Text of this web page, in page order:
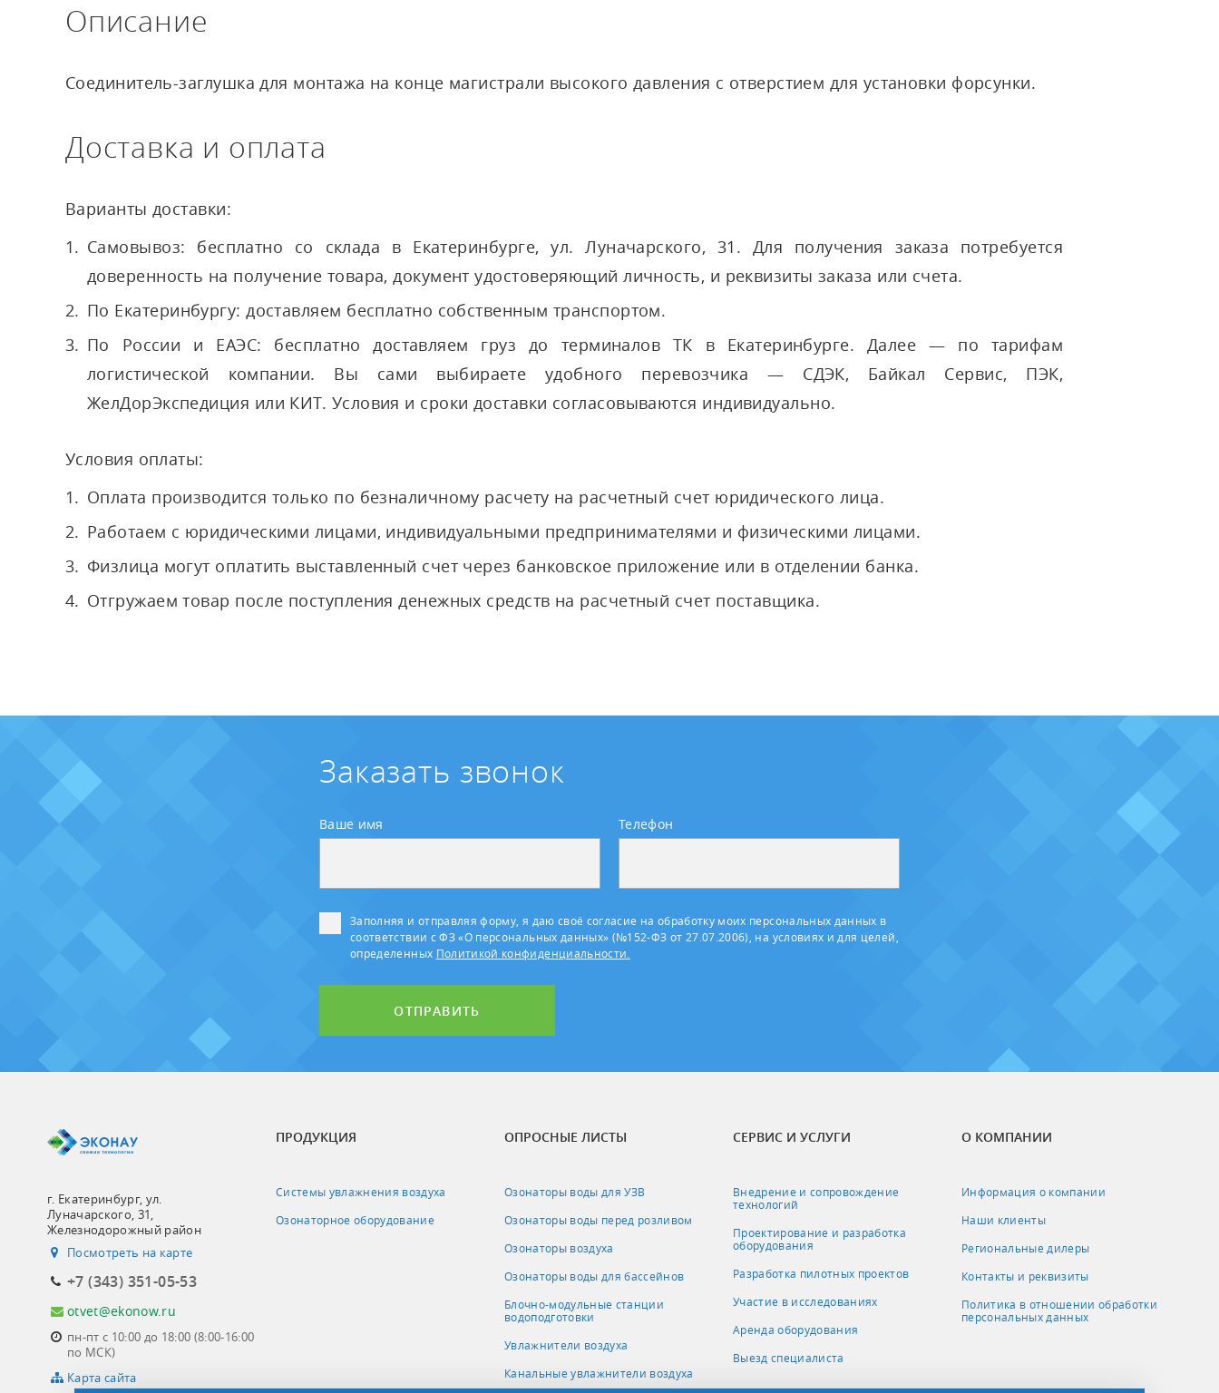
Описание
Соединитель-заглушка для монтажа на конце магистрали высокого давления с отверстием для установки форсунки.
Доставка и оплата
Варианты доставки:
Самовывоз: бесплатно со склада в Екатеринбурге, ул. Луначарского, 31. Для получения заказа потребуется
доверенность на получение товара, документ удостоверяющий личность, и реквизиты заказа или счета.
По Екатеринбургу: доставляем бесплатно собственным транспортом.
По России и ЕАЭС: бесплатно доставляем груз до терминалов ТК в Екатеринбурге. Далее — по тарифам
логистической компании. Вы сами выбираете удобного перевозчика — СДЭК, Байкал Сервис, ПЭК,
ЖелДорЭкспедиция или КИТ. Условия и сроки доставки согласовываются индивидуально.
Условия оплаты:
Оплата производится только по безналичному расчету на расчетный счет юридического лица.
Работаем с юридическими лицами, индивидуальными предпринимателями и физическими лицами.
Физлица могут оплатить выставленный счет через банковское приложение или в отделении банка.
Отгружаем товар после поступления денежных средств на расчетный счет поставщика.
Заказать звонок
Ваше имя Телефон
Заполняя и отправляя форму, я даю своё согласие на обработку моих персональных данных в
соответствии с ФЗ «О персональных данных» (№152-ФЗ от 27.07.2006), на условиях и для целей,
определенных Политикой конфиденциальности.
ОТПРАВИТЬ
г. Екатеринбург, ул.
Луначарского, 31,
Железнодорожный район
Посмотреть на карте
+7 (343) 351-05-53
otvet@ekonow.ru
пн-пт с 10:00 до 18:00 (8:00-16:00
по МСК)
Карта сайта
ПРОДУКЦИЯ
Системы увлажнения воздуха
Озонаторное оборудование
ОПРОСНЫЕ ЛИСТЫ
Озонаторы воды для УЗВ
Озонаторы воды перед розливом
Озонаторы воздуха
Озонаторы воды для бассейнов
Блочно-модульные станции
водоподготовки
Увлажнители воздуха
Канальные увлажнители воздуха
СЕРВИС И УСЛУГИ
Внедрение и сопровождение
технологий
Проектирование и разработка
оборудования
Разработка пилотных проектов
Участие в исследованиях
Аренда оборудования
Выезд специалиста
О КОМПАНИИ
Информация о компании
Наши клиенты
Региональные дилеры
Контакты и реквизиты
Политика в отношении обработки
персональных данных